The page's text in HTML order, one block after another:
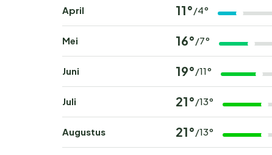
April 11°/4°
Mei 16°/7°
Juni 19°/11°
Juli 21°/13°
Augustus 21°/13°